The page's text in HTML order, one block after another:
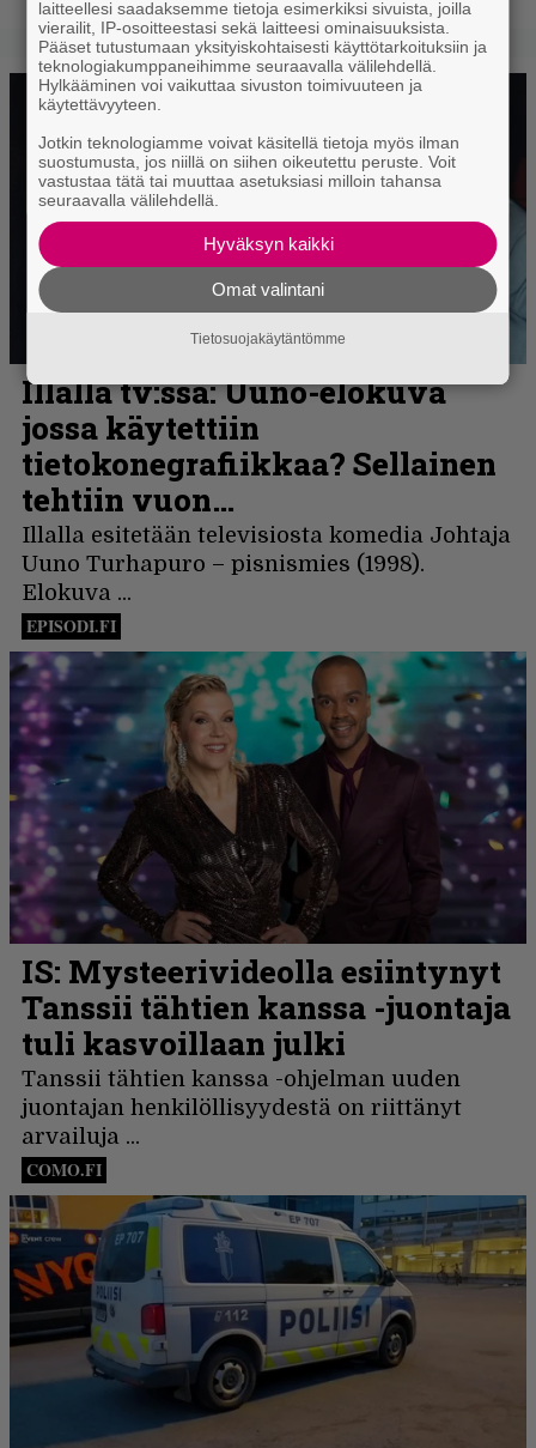
laitteellesi saadaksemme tietoja esimerkiksi sivuista, joilla
vierailit, IP-osoitteestasi sekä laitteesi ominaisuuksista.
Pääset tutustumaan yksityiskohtaisesti käyttötarkoituksiin ja
teknologiakumppaneihimme seuraavalla välilehdellä.
Hylkääminen voi vaikuttaa sivuston toimivuuteen ja
käytettävyyteen.
Jotkin teknologiamme voivat käsitellä tietoja myös ilman
suostumusta, jos niillä on siihen oikeutettu peruste. Voit
vastustaa tätä tai muuttaa asetuksiasi milloin tahansa
seuraavalla välilehdellä.
Hyväksyn kaikki
Omat valintani
Tietosuojakäytäntömme